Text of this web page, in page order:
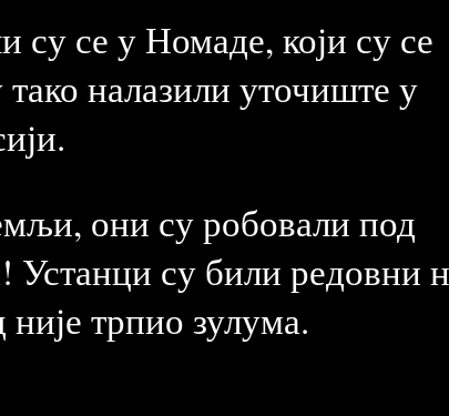
су се у Номаде, који су се
налазили уточиште у
они су робовали под
Устанци су били редовни
није трпио зулума.